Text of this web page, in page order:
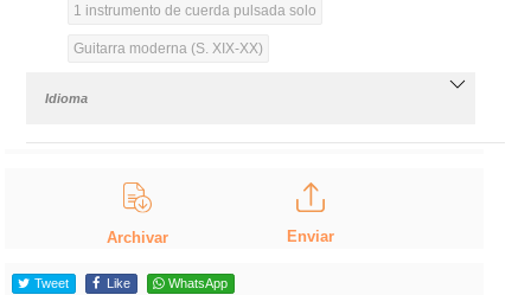
1 instrumento de cuerda pulsada solo
Guitarra moderna (S. XIX-XX)
Idioma
Archivar Enviar
Tweet Like WhatsApp